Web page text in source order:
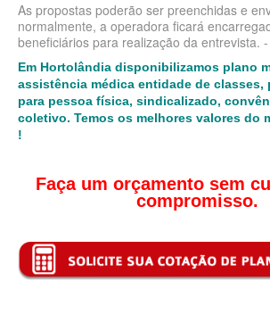
GNDI PLANO DE SAÚDE FAMILIAR
GARANTIA GS PLANO DE SAÚDE FAMILIAR
INTERCLINICAS PLANO DE SAÚDE FAMILIAR
KIPP PLANO DE SAÚDE FAMILIAR
PLENA PLANO DE SAÚDE FAMILIAR
SANTA HELENA PLANO DE SAÚDE FAMILIAR
As propostas poderão ser preenchidas e
normalmente, a operadora ficará
beneficiários para realização da entrevista. -
Em Hortolândia disponibilizamos plano
assistência médica entidade de classes,
para pessoa física, sindicalizado,
coletivo. Temos os melhores valores do
!
Faça um orçamento sem
compromisso.